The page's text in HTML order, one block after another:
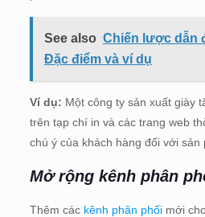
See also Chiến lược dẫn
Đặc điểm và ví dụ
Ví dụ: Một công ty sản xuất giày
trên tạp chí in và các trang web
chú ý của khách hàng đối với sản
Mở rộng kênh phân
Thêm các kênh phân phốimới